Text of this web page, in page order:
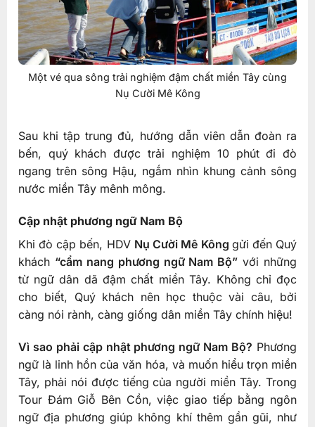
Một vé qua sông trải nghiệm đậm chất miền Tây cùng
Nụ Cười Mê Kông
Sau khi tập trung đủ, hướng dẫn viên dẫn đoàn ra
bến, quý khách được trải nghiệm 10 phút đi đò
ngang trên sông Hậu, ngắm nhìn khung cảnh sông
nước miền Tây mênh mông.
Cập nhật phương ngữ Nam Bộ
Khi đò cập bến, HDV Nụ Cười Mê Kông gửi đến Quý
khách “cẩm nang phương ngữ Nam Bộ” với những
từ ngữ dân dã đậm chất miền Tây. Không chỉ đọc
cho biết, Quý khách nên học thuộc vài câu, bởi
càng nói rành, càng giống dân miền Tây chính hiệu!
Vì sao phải cập nhật phương ngữ Nam Bộ? Phương
ngữ là linh hồn của văn hóa, và muốn hiểu trọn miền
Tây, phải nói được tiếng của người miền Tây. Trong
Tour Đám Giỗ Bên Cồn, việc giao tiếp bằng ngôn
ngữ địa phương giúp không khí thêm gần gũi, như